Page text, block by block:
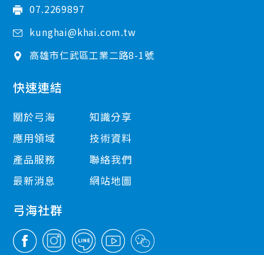
07.2269897
kunghai@khai.com.tw
高雄市仁武區工業二路8-1號
快速連結
關於弓海
應用領域
產品服務
最新消息
知識分享
技術資料
聯絡我們
網站地圖
弓海社群